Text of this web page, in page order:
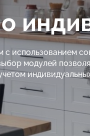
с использованием
модулей